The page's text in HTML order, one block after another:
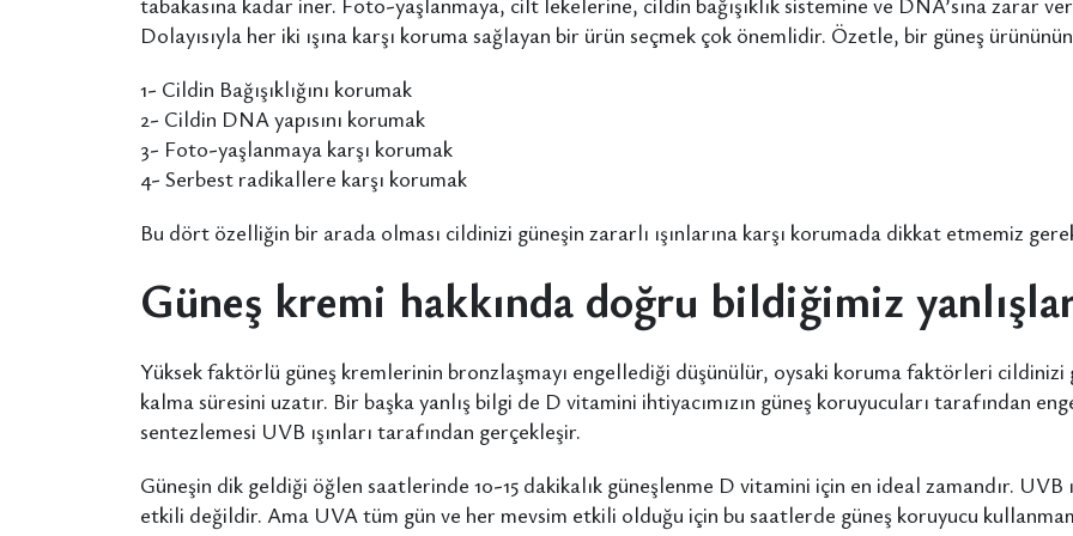
Dolayısıyla her iki ışına karşı koruma sağlayan bir ürün seçmek çok önemlidir. Özetle, bir güneş
1- Cildin Bağışıklığını korumak
2- Cildin DNA yapısını korumak
3- Foto-yaşlanmaya karşı korumak
4- Serbest radikallere karşı korumak
Bu dört özelliğin bir arada olması cildinizi güneşin zararlı ışınlarına karşı korumada dikkat etmemiz
Güneş kremi hakkında doğru bildiğimiz
Yüksek faktörlü güneş kremlerinin bronzlaşmayı engellediği düşünülür, oysaki koruma faktörleri cildinizi
kalma süresini uzatır. Bir başka yanlış bilgi de D vitamini ihtiyacımızın güneş koruyucuları tarafından
sentezlemesi UVB ışınları tarafından gerçekleşir.
Güneşin dik geldiği öğlen saatlerinde 10-15 dakikalık güneşlenme D vitamini için en ideal zamandır. UVB
etkili değildir. Ama UVA tüm gün ve her mevsim etkili olduğu için bu saatlerde güneş koruyucu